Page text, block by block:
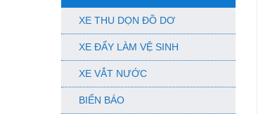
XE THU DỌN ĐỒ DƠ
XE ĐẨY LÀM VỆ SINH
XE VẮT NƯỚC
BIỂN BÁO